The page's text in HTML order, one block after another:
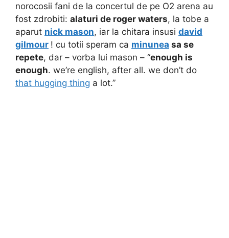
norocosii fani de la concertul de pe O2 arena au
fost zdrobiti: alaturi de roger waters, la tobe a
aparut nick mason, iar la chitara insusi david
gilmour ! cu totii speram ca minunea sa se
repete, dar – vorba lui mason – “enough is
enough. we’re english, after all. we don’t do
that hugging thing a lot.”